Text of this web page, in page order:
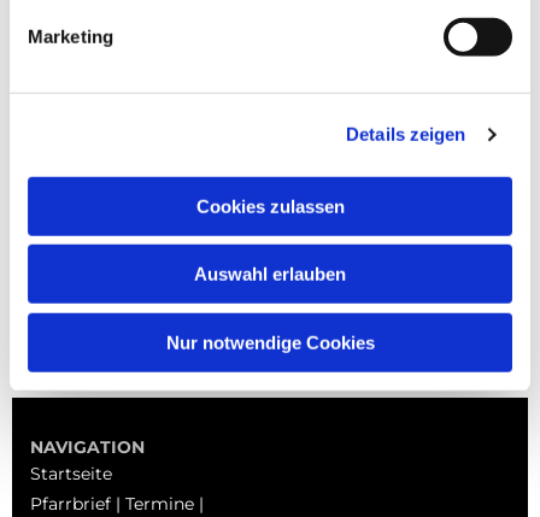
Marketing
Details zeigen
Cookies zulassen
Auswahl erlauben
Nur notwendige Cookies
NAVIGATION
Startseite
Pfarrbrief | Termine |